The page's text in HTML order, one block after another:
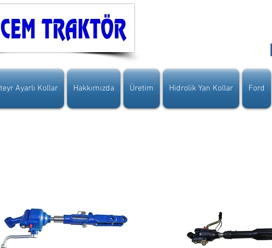
Ayarlı Kollar Hakkımızda Üretim Hidrolik Yan Kollar Ford